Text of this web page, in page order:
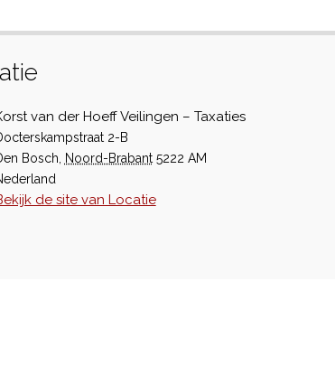
van der Hoeff Veilingen – Taxaties
2-B
Bosch
Noord-Brabant 5222 AM
de site van Locatie